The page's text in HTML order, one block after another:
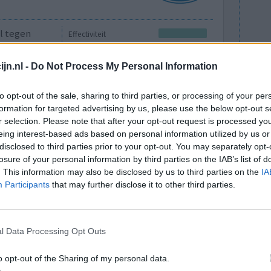
- Do Not Process My Personal Information
opt-out of the sale, sharing to third parties, or processing of your
for targeted advertising by us, please use the below opt-out
selection. Please note that after your opt-out request is processed
interest-based ads based on personal information utilized by us
to third parties prior to your opt-out. You may separately
of your personal information by third parties on the IAB’s list of
This information may also be disclosed by us to third parties on the
Participants that may further disclose it to other third parties.
Data Processing Opt Outs
opt-out of the Sharing of my personal data.
Effectiviteit
tegen
Af en
ik
bijvoorbeeld) maar dit is tot nu toe nog te
Verder heb ik elke dag na elke maaltijd nog
0 reacties
Effectiviteit